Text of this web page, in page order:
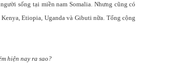
sống tại miền nam Somalia. Nhưng cũng có
Etiopia, Uganda và Gibuti nữa. Tổng cộng
hiện nay ra sao?